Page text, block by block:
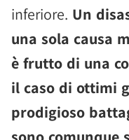
inferiore. Un
una sola causa
è frutto di una
il caso di ottimi
prodigioso